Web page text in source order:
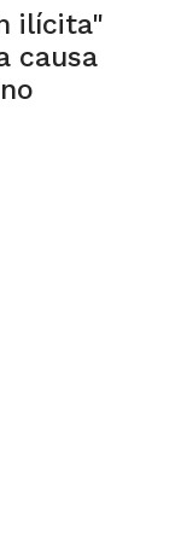
ilícita"
causa